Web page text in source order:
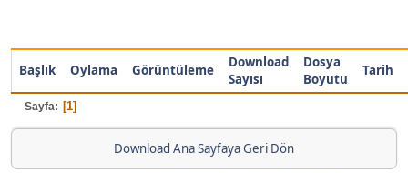
Başlık Oylama Görüntüleme
Download
Sayısı
Dosya
Boyutu
Tarih
Sayfa 1
Download Ana Sayfaya Geri Dön